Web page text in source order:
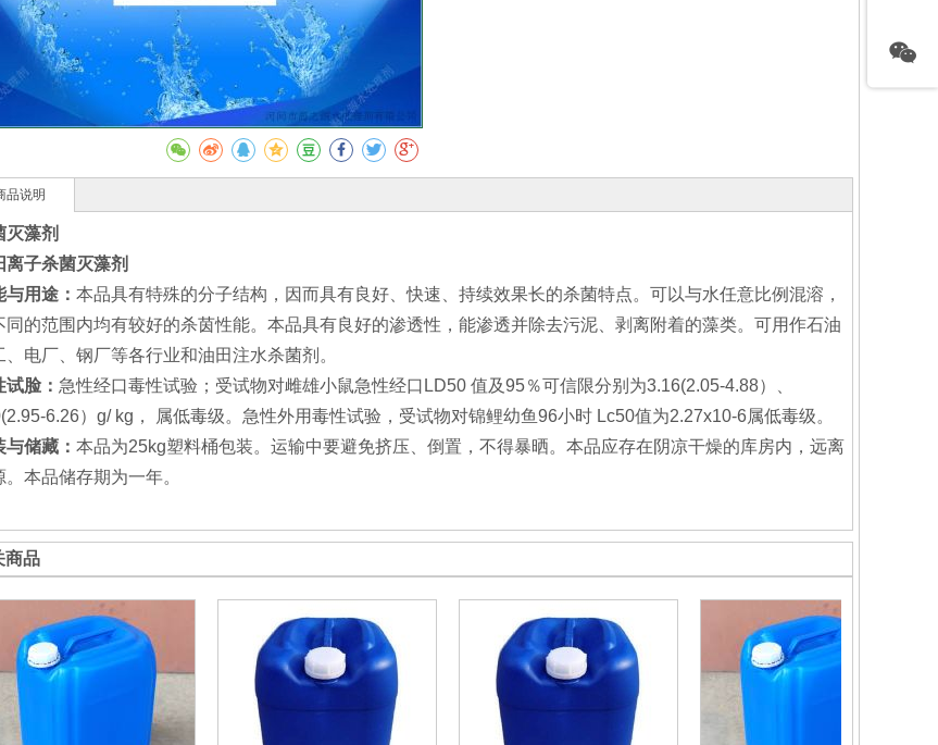
品说明
灭藻剂
离子杀菌灭藻剂
与用途： 本品具有特殊的分子结构，因而具有良好、快速、持续效果长的杀菌特点。可以与水任意比例混溶，
同的范围内均有较好的杀茵性能。本品具有良好的渗透性，能渗透并除去污泥、剥离附着的藻类。可用作石油
、电厂、钢厂等各行业和油田注水杀菌剂。
试脸： 急性经口毒性试验；受试物对雌雄小鼠急性经口LD50 值及95％可信限分别为3.16(2.05-4.88）、
6.26）g/ kg， 属低毒级。急性外用毒性试验，受试物对锦鲤幼鱼96小时 Lc50值为2.27x10-6属低毒级。
与储藏： 本品为25kg塑料桶包装。运输中要避免挤压、倒置，不得暴晒。本品应存在阴凉干燥的库房内，远离
。本品储存期为一年。
商品